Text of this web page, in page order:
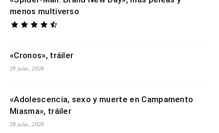
menos multiverso
«Cronos», tráiler
29 julio, 2026
«Adolescencia, sexo y muerte en Campamento
Miasma», tráiler
28 julio, 2026